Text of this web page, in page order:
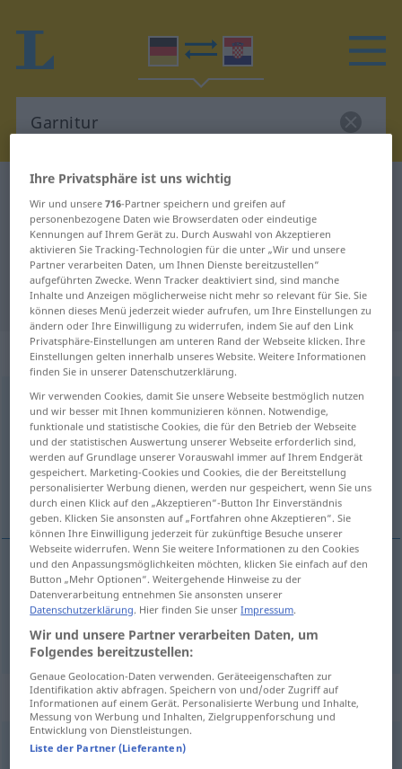
Deutsch-Kroatisch Wörterbuch
Deutsch-Kroatisch Übersetzung für
"Garnitur"
"Garnitur" Kroatisch Übersetzung
„Garnitur“: Femininum
Garniturf <Garnitur;-en>
Übersicht aller Übersetzungen
(Für mehr Details die Übersetzung anklicken/antippen)
garnitura, komplet
garnitura Garnitur
komplet GarniturWäsche
Synonyme für "Garnitur"
Verzierung
Ihre Privatsphäre ist uns wichtig
Wir und unsere716-Partner speichern und greifen auf
personenbezogene Daten wie Browserdaten oder eindeutige
Kennungen auf Ihrem Gerät zu. Durch Auswahl von Akzeptieren
aktivieren Sie Tracking-Technologien für die unter „Wir und unsere
Partner verarbeiten Daten, um Ihnen Dienste bereitzustellen“
aufgeführten Zwecke. Wenn Tracker deaktiviert sind, sind manche
Inhalte und Anzeigen möglicherweise nicht mehr so relevant für Sie. Sie
können dieses Menü jederzeit wieder aufrufen, um Ihre Einstellungen zu
ändern oder Ihre Einwilligung zu widerrufen, indem Sie auf den Link
Privatsphäre-Einstellungen am unteren Rand der Webseite klicken. Ihre
Einstellungen gelten innerhalb unseres Website. Weitere Informationen
finden Sie in unserer Datenschutzerklärung.
Wir verwenden Cookies, damit Sie unsere Webseite bestmöglich nutzen
und wir besser mit Ihnen kommunizieren können. Notwendige,
funktionale und statistische Cookies, die für den Betrieb der Webseite
und der statistischen Auswertung unserer Webseite erforderlich sind,
werden auf Grundlage unserer Vorauswahl immer auf Ihrem Endgerät
gespeichert. Marketing-Cookies und Cookies, die der Bereitstellung
personalisierter Werbung dienen, werden nur gespeichert, wenn Sie uns
durch einen Klick auf den „Akzeptieren“-Button Ihr Einverständnis
geben. Klicken Sie ansonsten auf „Fortfahren ohne Akzeptieren“. Sie
können Ihre Einwilligung jederzeit für zukünftige Besuche unserer
Webseite widerrufen. Wenn Sie weitere Informationen zu den Cookies
und den Anpassungsmöglichkeiten möchten, klicken Sie einfach auf den
Button „Mehr Optionen“. Weitergehende Hinweise zu der
Datenverarbeitung entnehmen Sie ansonsten unserer
Datenschutzerklärung. Hier finden Sie unserImpressum.
Wir und unsere Partner verarbeiten Daten, um
Folgendes bereitzustellen:
Genaue Geolocation-Daten verwenden. Geräteeigenschaften zur
Identifikation aktiv abfragen. Speichern von und/oder Zugriff auf
Informationen auf einem Gerät. Personalisierte Werbung und Inhalte,
Messung von Werbung und Inhalten, Zielgruppenforschung und
Entwicklung von Dienstleistungen.
Liste der Partner (Lieferanten)